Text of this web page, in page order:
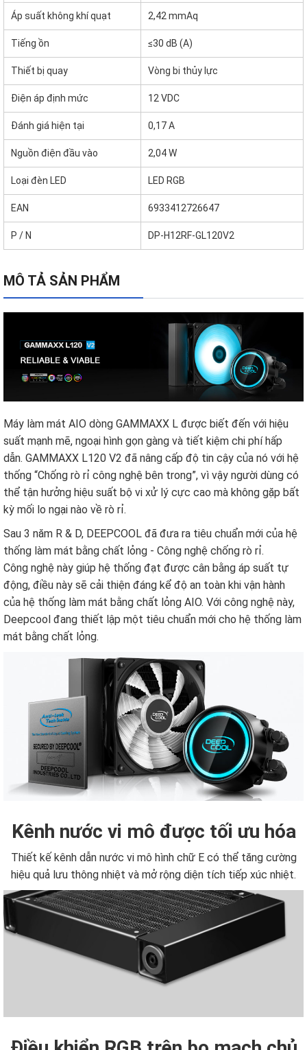
Áp suất không khí quạt 2,42 mmAq
Tiếng ồn ≤30 dB (A)
Thiết bị quay Vòng bi thủy lực
Điện áp định mức 12 VDC
Đánh giá hiện tại 0,17 A
Nguồn điện đầu vào 2,04 W
Loại đèn LED LED RGB
EAN 6933412726647
P / N DP-H12RF-GL120V2
MÔ TẢ SẢN PHẨM
Máy làm mát AIO dòng GAMMAXX L được biết đến với hiệu
suất mạnh mẽ, ngoại hình gọn gàng và tiết kiệm chi phí hấp
dẫn. GAMMAXX L120 V2 đã nâng cấp độ tin cậy của nó với hệ
thống “Chống rò rỉ công nghệ bên trong”, vì vậy người dùng có
thể tận hưởng hiệu suất bộ vi xử lý cực cao mà không gặp bất
kỳ mối lo ngại nào về rò rỉ.
Sau 3 năm R & D, DEEPCOOL đã đưa ra tiêu chuẩn mới của hệ
thống làm mát bằng chất lỏng - Công nghệ chống rò rỉ.
Công nghệ này giúp hệ thống đạt được cân bằng áp suất tự
động, điều này sẽ cải thiện đáng kể độ an toàn khi vận hành
của hệ thống làm mát bằng chất lỏng AIO. Với công nghệ này,
Deepcool đang thiết lập một tiêu chuẩn mới cho hệ thống làm
mát bằng chất lỏng.
Kênh nước vi mô được tối ưu hóa
Thiết kế kênh dẫn nước vi mô hình chữ E có thể tăng cường
hiệu quả lưu thông nhiệt và mở rộng diện tích tiếp xúc nhiệt.